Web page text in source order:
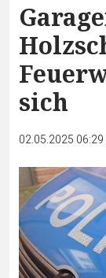
sich
02.05.2025